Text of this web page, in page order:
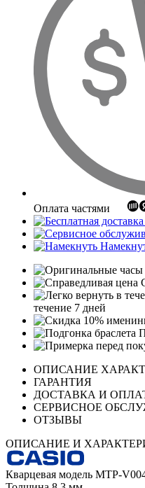
Оплата частями
течение 7 дней
ОПИСАНИЕ
ГАРАНТИЯ
ДОСТАВКА И
СЕРВИСНОЕ
ОТЗЫВЫ
ОПИСАНИЕ И
Кварцевая модель MTP-